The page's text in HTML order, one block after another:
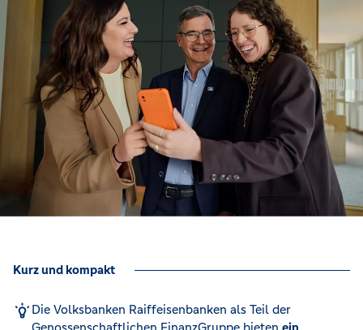
Kurz und kompakt
Die Volksbanken Raiffeisenbanken als Teil der